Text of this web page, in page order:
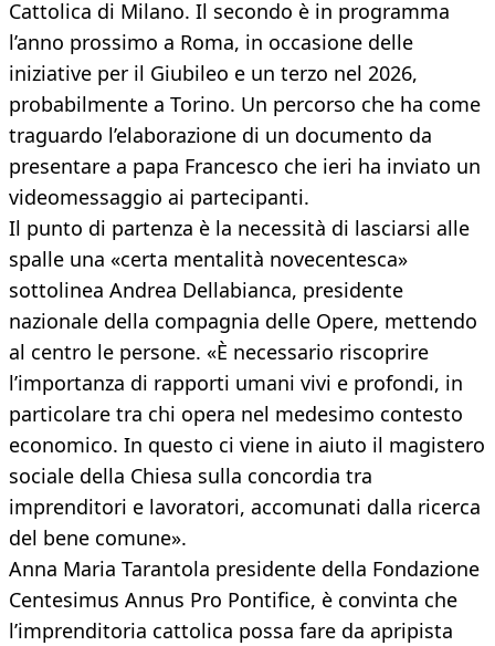
Cattolica di Milano. Il secondo è in programma
l’anno prossimo a Roma, in occasione delle
iniziative per il Giubileo e un terzo nel 2026,
probabilmente a Torino. Un percorso che ha come
traguardo l’elaborazione di un documento da
presentare a papa Francesco che ieri ha inviato un
videomessaggio ai partecipanti.
Il punto di partenza è la necessità di lasciarsi alle
spalle una «certa mentalità novecentesca»
sottolinea Andrea Dellabianca, presidente
nazionale della compagnia delle Opere, mettendo
al centro le persone. «È necessario riscoprire
l’importanza di rapporti umani vivi e profondi, in
particolare tra chi opera nel medesimo contesto
economico. In questo ci viene in aiuto il magistero
sociale della Chiesa sulla concordia tra
imprenditori e lavoratori, accomunati dalla ricerca
del bene comune».
Anna Maria Tarantola presidente della Fondazione
Centesimus Annus Pro Pontifice, è convinta che
l’imprenditoria cattolica possa fare da apripista